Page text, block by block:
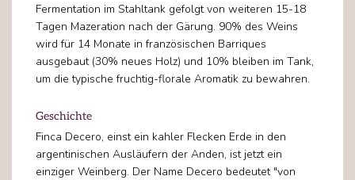
Fermentation im Stahltank gefolgt von weiteren 15-18
Tagen Mazeration nach der Gärung. 90% des Weins
wird für 14 Monate in französischen Barriques
ausgebaut (30% neues Holz) und 10% bleiben im Tank,
um die typische fruchtig-florale Aromatik zu bewahren.
Geschichte
Finca Decero, einst ein kahler Flecken Erde in den
argentinischen Ausläufern der Anden, ist jetzt ein
einziger Weinberg. Der Name Decero bedeutet "von